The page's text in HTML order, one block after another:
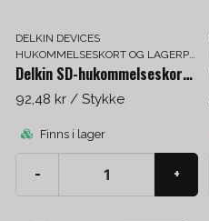
DELKIN DEVICES
HUKOMMELSESKORT OG LAGERPLADS
Delkin SD-hukommelseskort-taske (etui)
92,48 kr / Stykke
Finns i lager
- +